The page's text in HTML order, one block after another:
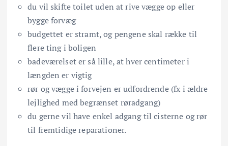
du vil skifte toilet uden at rive vægge op eller
bygge forvæg
budgettet er stramt, og pengene skal række til
flere ting i boligen
badeværelset er så lille, at hver centimeter i
længden er vigtig
rør og vægge i forvejen er udfordrende (fx i ældre
lejlighed med begrænset røradgang)
du gerne vil have enkel adgang til cisterne og rør
til fremtidige reparationer.